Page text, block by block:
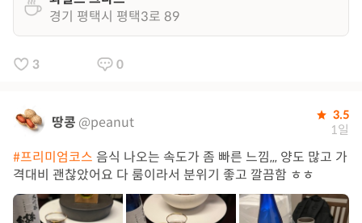
경기 평택시 평택3로 89
3 0
땅콩 @peanut 3.5
1일
#프리미엄코스 음식 나오는 속도가 좀 빠른 느낌,,, 양도 많고 가
격대비 괜찮았어요 다 룸이라서 분위기 좋고 깔끔함 ㅎㅎ